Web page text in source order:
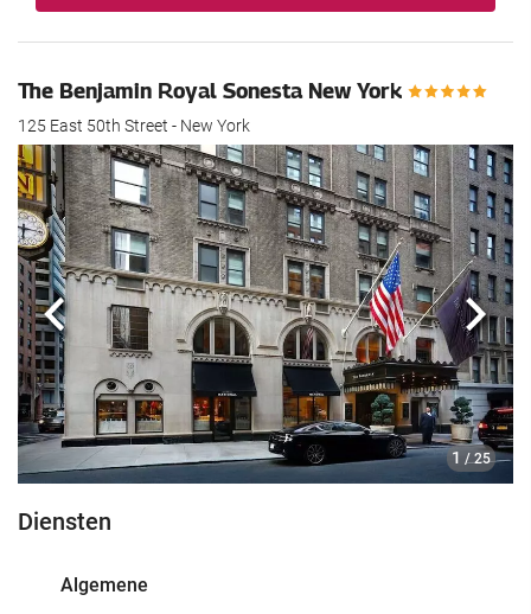
The Benjamin Royal Sonesta New York
125 East 50th Street - New York
1 / 25
Vorige
Diensten
Algemene